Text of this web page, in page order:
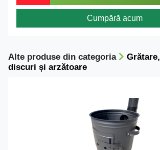
Cumpără acum
Alte produse din categoria
Grătare,
discuri și arzătoare